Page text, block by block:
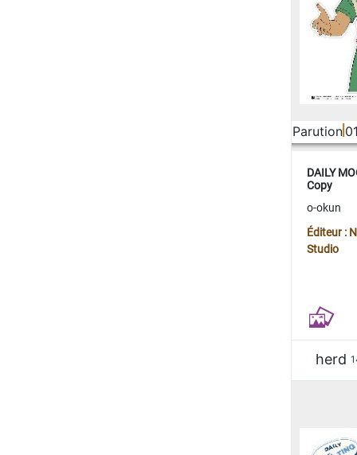
Parution
DAILY
Copy
o-okun
Éditeur :
Studio
herd